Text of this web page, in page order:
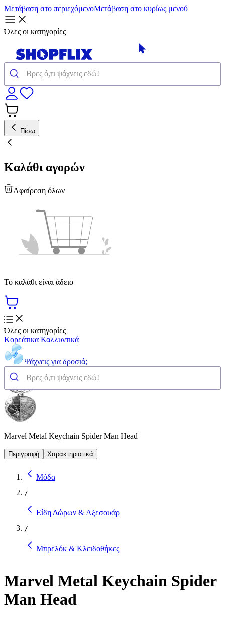
Μετάβαση στο περιεχόμενοΜετάβαση στο κυρίως μενού
Όλες οι κατηγορίες
Πίσω
Καλάθι αγορών
Αφαίρεση όλων
Το καλάθι είναι άδειο
Όλες οι κατηγορίες
Κορεάτικα Καλλυντικά
Ψάχνεις για δροσιά;
Marvel Metal Keychain Spider Man Head
Περιγραφή Χαρακτηριστικά
Μόδα
/
Είδη Δώρων & Αξεσουάρ
/
Μπρελόκ & Κλειδοθήκες
Marvel Metal Keychain Spider
Man Head